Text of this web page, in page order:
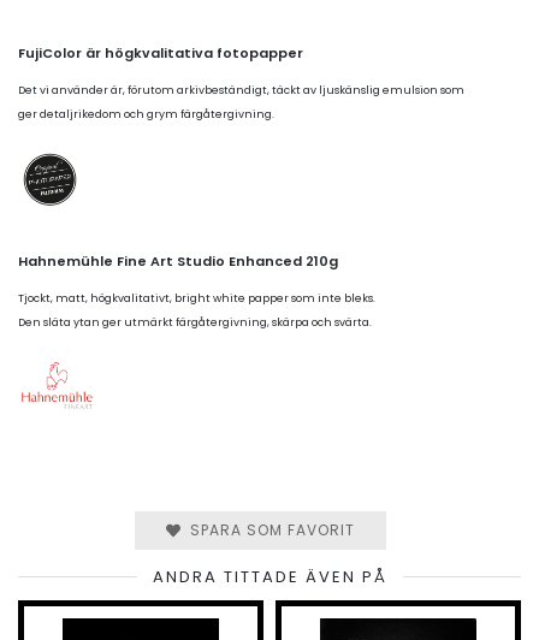
FujiColor är högkvalitativa fotopapper
Det vi använder är, förutom arkivbeständigt, täckt av ljuskänslig emulsion som
ger detaljrikedom och grym färgåtergivning.
Hahnemühle Fine Art Studio Enhanced 210g
Tjockt, matt, högkvalitativt, bright white papper som inte bleks.
Den släta ytan ger utmärkt färgåtergivning, skärpa och svärta.
SPARA SOM FAVORIT
ANDRA TITTADE ÄVEN PÅ